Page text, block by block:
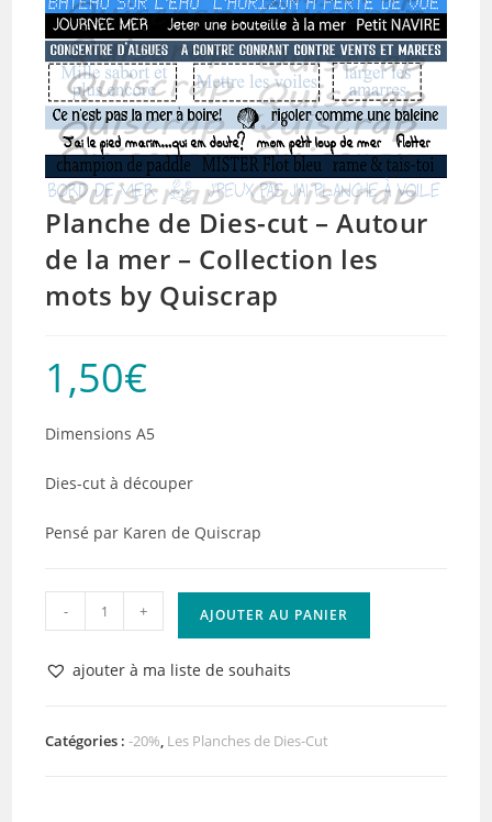
Planche de Dies-cut – Autour
de la mer – Collection les
mots by Quiscrap
1,50€
Dimensions A5
Dies-cut à découper
Pensé par Karen de Quiscrap
quantité
de
Planche
cut
- + AJOUTER AU PANIER
ajouter à ma liste de souhaits
Catégories :-20%, Les Planches de Dies-Cut